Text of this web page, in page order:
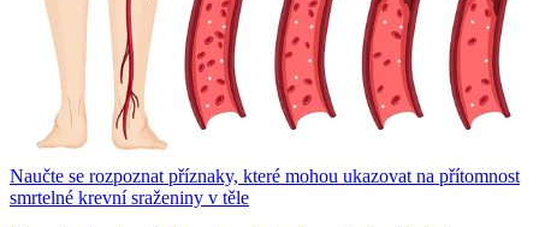
Naučte se rozpoznat příznaky, které mohou ukazovat na přítomnost
smrtelné krevní sraženiny v těle